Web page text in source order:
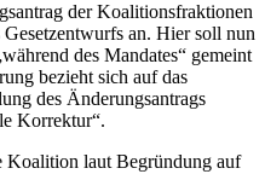
der Koalitionsfraktionen
an. Hier soll nun
des Mandates“ gemeint
bezieht sich auf das
des Änderungsantrags
Korrektur“.
Koalition laut Begründung auf